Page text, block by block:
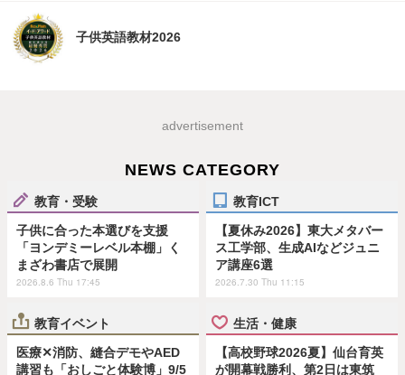
子供英語教材2026
advertisement
NEWS CATEGORY
教育・受験
子供に合った本選びを支援
「ヨンデミーレベル本棚」く
まざわ書店で展開
2026.8.6 Thu 17:45
教育ICT
【夏休み2026】東大メタバー
ス工学部、生成AIなどジュニ
ア講座6選
2026.7.30 Thu 11:15
教育イベント
医療✕消防、縫合デモやAED
講習も「おしごと体験博」9/5
生活・健康
【高校野球2026夏】仙台育英
が開幕戦勝利、第2日は東筑